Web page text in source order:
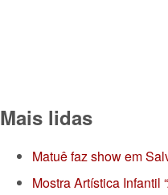
Mais lidas
Matuê faz show em
Mostra Artística Infantil